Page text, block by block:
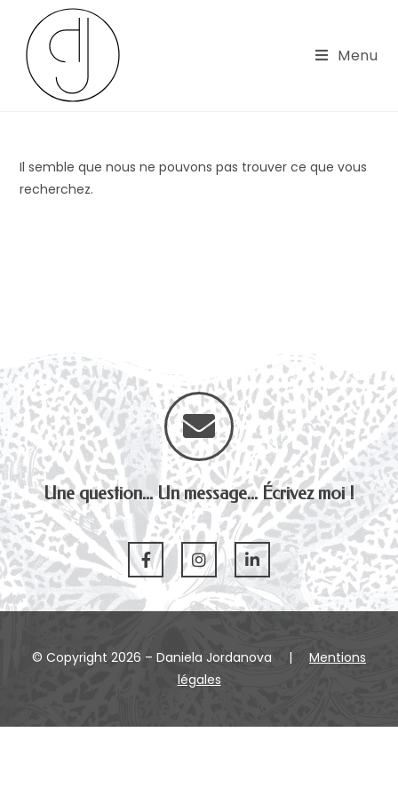
Menu
Il semble que nous ne pouvons pas trouver ce que vous
recherchez.
Une question... Un message... Écrivez moi !
© Copyright 2026 – Daniela Jordanova |
Mentions
légales